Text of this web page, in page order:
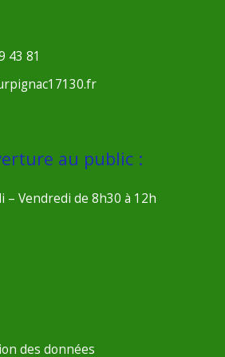
43 81
au public :
– Vendredi de 8h30 à 12h
des données